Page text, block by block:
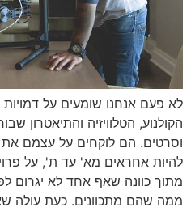
לא פעם אנחנו שומעים על
הקולנוע, הטלוויזיה והתיאטרון
וסרטים. הם לוקחים על עצמם את
להיות אחראים מא' עד ת', על
מתוך כוונה שאף אחד לא יגרום
ממה שהם מתכוונים. כעת עולה